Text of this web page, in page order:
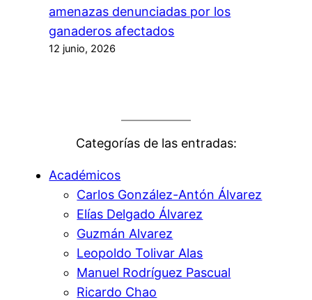
amenazas denunciadas por los
ganaderos afectados
12 junio, 2026
Categorías de las entradas:
Académicos
Carlos González-Antón Álvarez
Elías Delgado Álvarez
Guzmán Alvarez
Leopoldo Tolivar Alas
Manuel Rodríguez Pascual
Ricardo Chao